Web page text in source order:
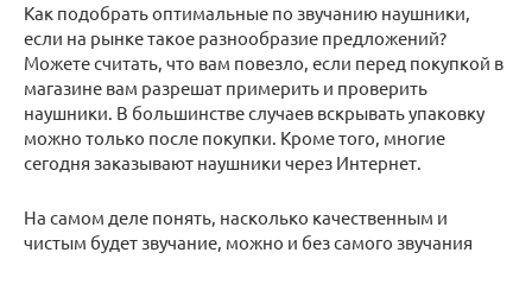
Как подобрать оптимальные по звучанию наушники,
если на рынке такое разнообразие предложений?
Можете считать, что вам повезло, если перед покупкой в
магазине вам разрешат примерить и проверить
наушники. В большинстве случаев вскрывать упаковку
можно только после покупки. Кроме того, многие
сегодня заказывают наушники через Интернет.
На самом деле понять, насколько качественным и
чистым будет звучание, можно и без самого звучания